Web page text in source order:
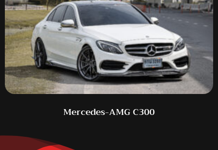
Mercedes-AMG C300